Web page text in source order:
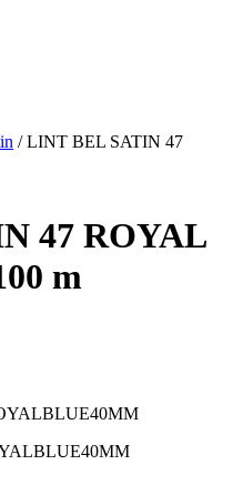
/ LINT BEL SATIN 47
47 ROYAL
m